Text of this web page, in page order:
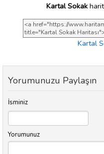
Kartal Sokak
Kartal
Yorumunuzu Paylaşın
İsminiz
Yorumunuz